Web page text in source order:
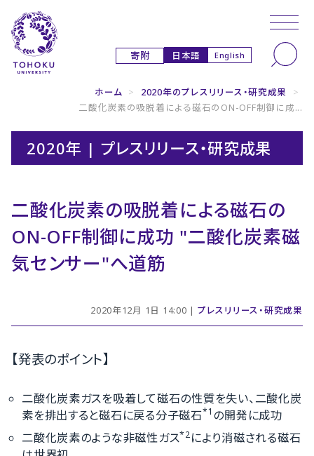
寄附 日本語 English
ホーム > 2020年のプレスリリース・研究成果
>
二酸化炭素の吸脱着による磁石のON-OFF制御に成...
2020年 | プレスリリース・研究成果
二酸化炭素の吸脱着による磁石の
ON-OFF制御に成功 "二酸化炭素磁
気センサー"へ道筋
2020年12月 1日 14:00 | プレスリリース・研究成果
【発表のポイント】
二酸化炭素ガスを吸着して磁石の性質を失い、二酸化炭
素を排出すると磁石に戻る分子磁石*1 の開発に成功
二酸化炭素のような非磁性ガス*2により消磁される磁石